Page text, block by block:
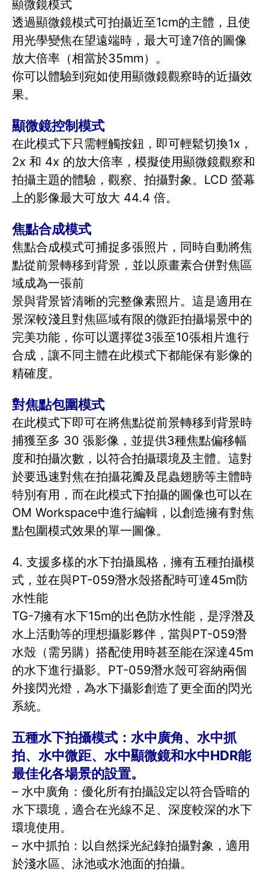
顯微鏡模式
透過顯微鏡模式可拍攝近至1cm的主體，且使
用光學變焦在望遠端時，最大可達7倍的圖像
放大倍率（相當於35mm）。
你可以體驗到宛如使用顯微鏡觀察時的近攝效
果。
顯微鏡控制模式
在此模式下只需輕觸按鈕，即可輕鬆切換1x，
2x 和 4x 的放大倍率，模擬使用顯微鏡觀察和
拍攝主題的體驗，觀察、拍攝對象。LCD 螢幕
上的影像最大可放大 44.4 倍。
焦點合成模式
焦點合成模式可捕捉多張照片，同時自動將焦
點從前景轉移到背景，並以原畫素合併對焦區
域成為一張前
景與背景皆清晰的完整像素照片。這是適用在
景深較淺且對焦區域有限的微距拍攝場景中的
完美功能，你可以選擇從3張至10張相片進行
合成，讓不同主體在此模式下都能保有影像的
精確度。
對焦點包圍模式
在此模式下即可在將焦點從前景轉移到背景時
捕獲至多 30 張影像，並提供3種焦點偏移幅
度和拍攝次數，以符合拍攝環境及主體。這對
於要迅速對焦在拍攝花瓣及昆蟲翅膀等主體時
特別有用，而在此模式下拍攝的圖像也可以在
OM Workspace中進行編輯，以創造擁有對焦
點包圍模式效果的單一圖像。
4. 支援多樣的水下拍攝風格，擁有五種拍攝模
式，並在與PT-059潛水殼搭配時可達45m防
水性能
TG-7擁有水下15m的出色防水性能，是浮潛及
水上活動等的理想攝影夥伴，當與PT-059潛
水殼（需另購）搭配使用時甚至能在深達45m
的水下進行攝影。PT-059潛水殼可容納兩個
外接閃光燈，為水下攝影創造了更全面的閃光
系統。
五種水下拍攝模式：水中廣角、水中抓
拍、水中微距、水中顯微鏡和水中HDR能
最佳化各場景的設置。
– 水中廣角：優化所有拍攝設定以符合昏暗的
水下環境，適合在光線不足、深度較深的水下
環境使用。
– 水中抓拍：以自然採光紀錄拍攝對象，適用
於淺水區、泳池或水池面的拍攝。